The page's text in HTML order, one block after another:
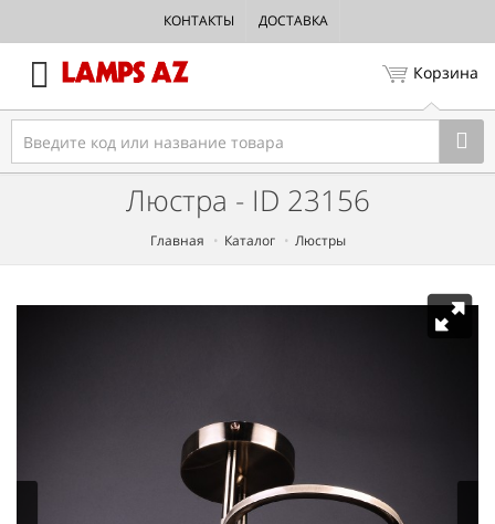
КОНТАКТЫ ДОСТАВКА
Корзина
Люстра - ID 23156
Главная Каталог Люстры